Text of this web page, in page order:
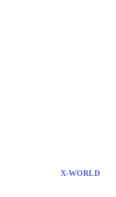
X-WORLD